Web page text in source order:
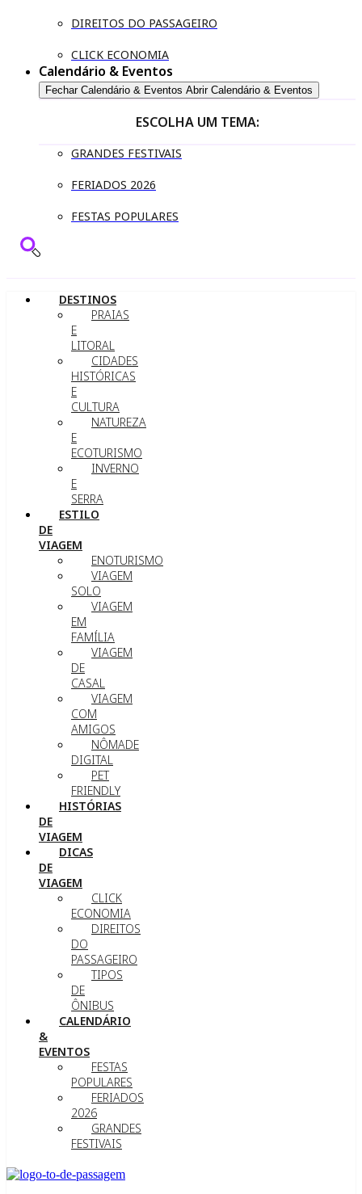
DIREITOS DO PASSAGEIRO
CLICK ECONOMIA
Calendário & Eventos
Fechar Calendário & Eventos Abrir Calendário & Eventos
ESCOLHA UM TEMA:
GRANDES FESTIVAIS
FERIADOS 2026
FESTAS POPULARES
DESTINOS
PRAIAS
E
LITORAL
CIDADES
HISTÓRICAS
E
CULTURA
NATUREZA
E
ECOTURISMO
INVERNO
E
SERRA
ESTILO
DE
VIAGEM
ENOTURISMO
VIAGEM
SOLO
VIAGEM
EM
FAMÍLIA
VIAGEM
DE
CASAL
VIAGEM
COM
AMIGOS
NÔMADE
DIGITAL
PET
FRIENDLY
HISTÓRIAS
DE
VIAGEM
DICAS
DE
VIAGEM
CLICK
ECONOMIA
DIREITOS
DO
PASSAGEIRO
TIPOS
DE
ÔNIBUS
CALENDÁRIO
&
EVENTOS
FESTAS
POPULARES
FERIADOS
2026
GRANDES
FESTIVAIS